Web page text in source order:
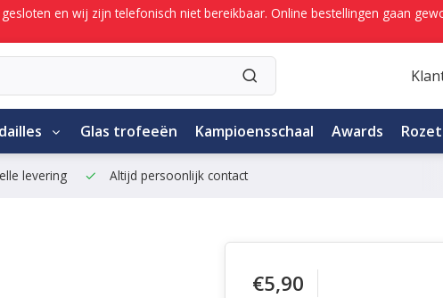
en wij zijn telefonisch niet bereikbaar. Online bestellingen gaan
Glas trofeeën Kampioensschaal Awards
levering Altijd persoonlijk contact
€5,90